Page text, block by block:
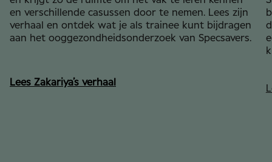
en verschillende casussen door te nemen. Lees zijn
verhaal en ontdek wat je als trainee kunt bijdragen
aan het ooggezondheidsonderzoek van Specsavers.
Lees Zakariya’s verhaal